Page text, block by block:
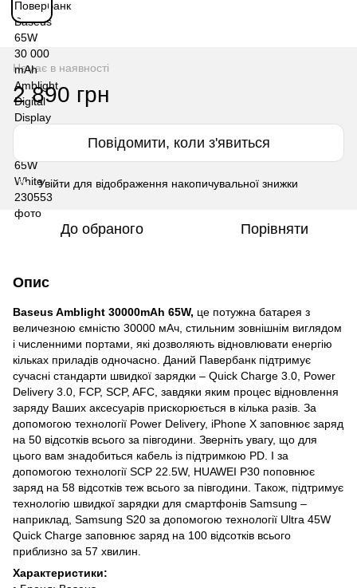
Немає в наявності
2 890 грн
Повідомити, коли з'явиться
% Увійти для відображення накопичувальної знижки
До обраного Порівняти
Опис
Baseus Amblight 30000mAh 65W, це потужна батарея з
величезною ємністю 30000 мАч, стильним зовнішнім виглядом
і численними портами, які дозволяють відновлювати енергію
кільках приладів одночасно. Даний Павербанк підтримує
сучасні стандарти швидкої зарядки – Quick Charge 3.0, Power
Delivery 3.0, FCP, SCP, AFC, завдяки яким процес відновлення
заряду Ваших аксесуарів прискорюється в кілька разів. За
допомогою технології Power Delivery, iPhone X заповнює заряд
на 50 відсотків всього за півгодини. Зверніть увагу, що для
цього вам знадобиться кабель із підтримкою PD. І за
допомогою технології SCP 22.5W, HUAWEI P30 поповнює
заряд на 58 відсотків теж всього за півгодини. Також, підтримує
технологію швидкої зарядки для смартфонів Samsung –
наприклад, Samsung S20 за допомогою технології Ultra 45W
Quick Charge заповнює заряд на 100 відсотків всього
приблизно за 57 хвилин.
Характеристики: